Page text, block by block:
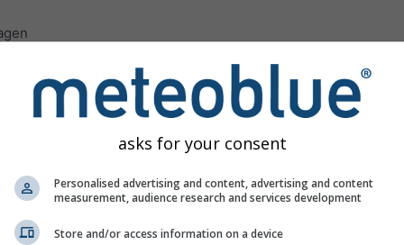
para Thio ofrece toda la información meteorológica en 3
pictogramas meteorológicos. El fondo amarillo indica la luz
de "pocas nubes" (gris claro) asta "nublado" (gris oscuro).
la precipitación cada hora, y las barras en azul claro
asks for your consent
Personalised advertising and content, advertising and content
measurement, audience research and services development
Store and/or access information on a device